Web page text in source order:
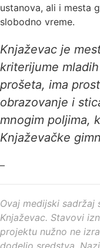
ustanova, ali i mesta
slobodno vreme.
Knjaževac je
kriterijume
prošeta, ima
obrazovanje i
mnogim poljima,
Knjaževačke
–
Ovaj medijski sadržaj
Knjaževac. Stavovi
projektu nužno ne
dodelio sredstva.